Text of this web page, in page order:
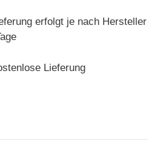
erfolgt je nach Hersteller
Lieferung